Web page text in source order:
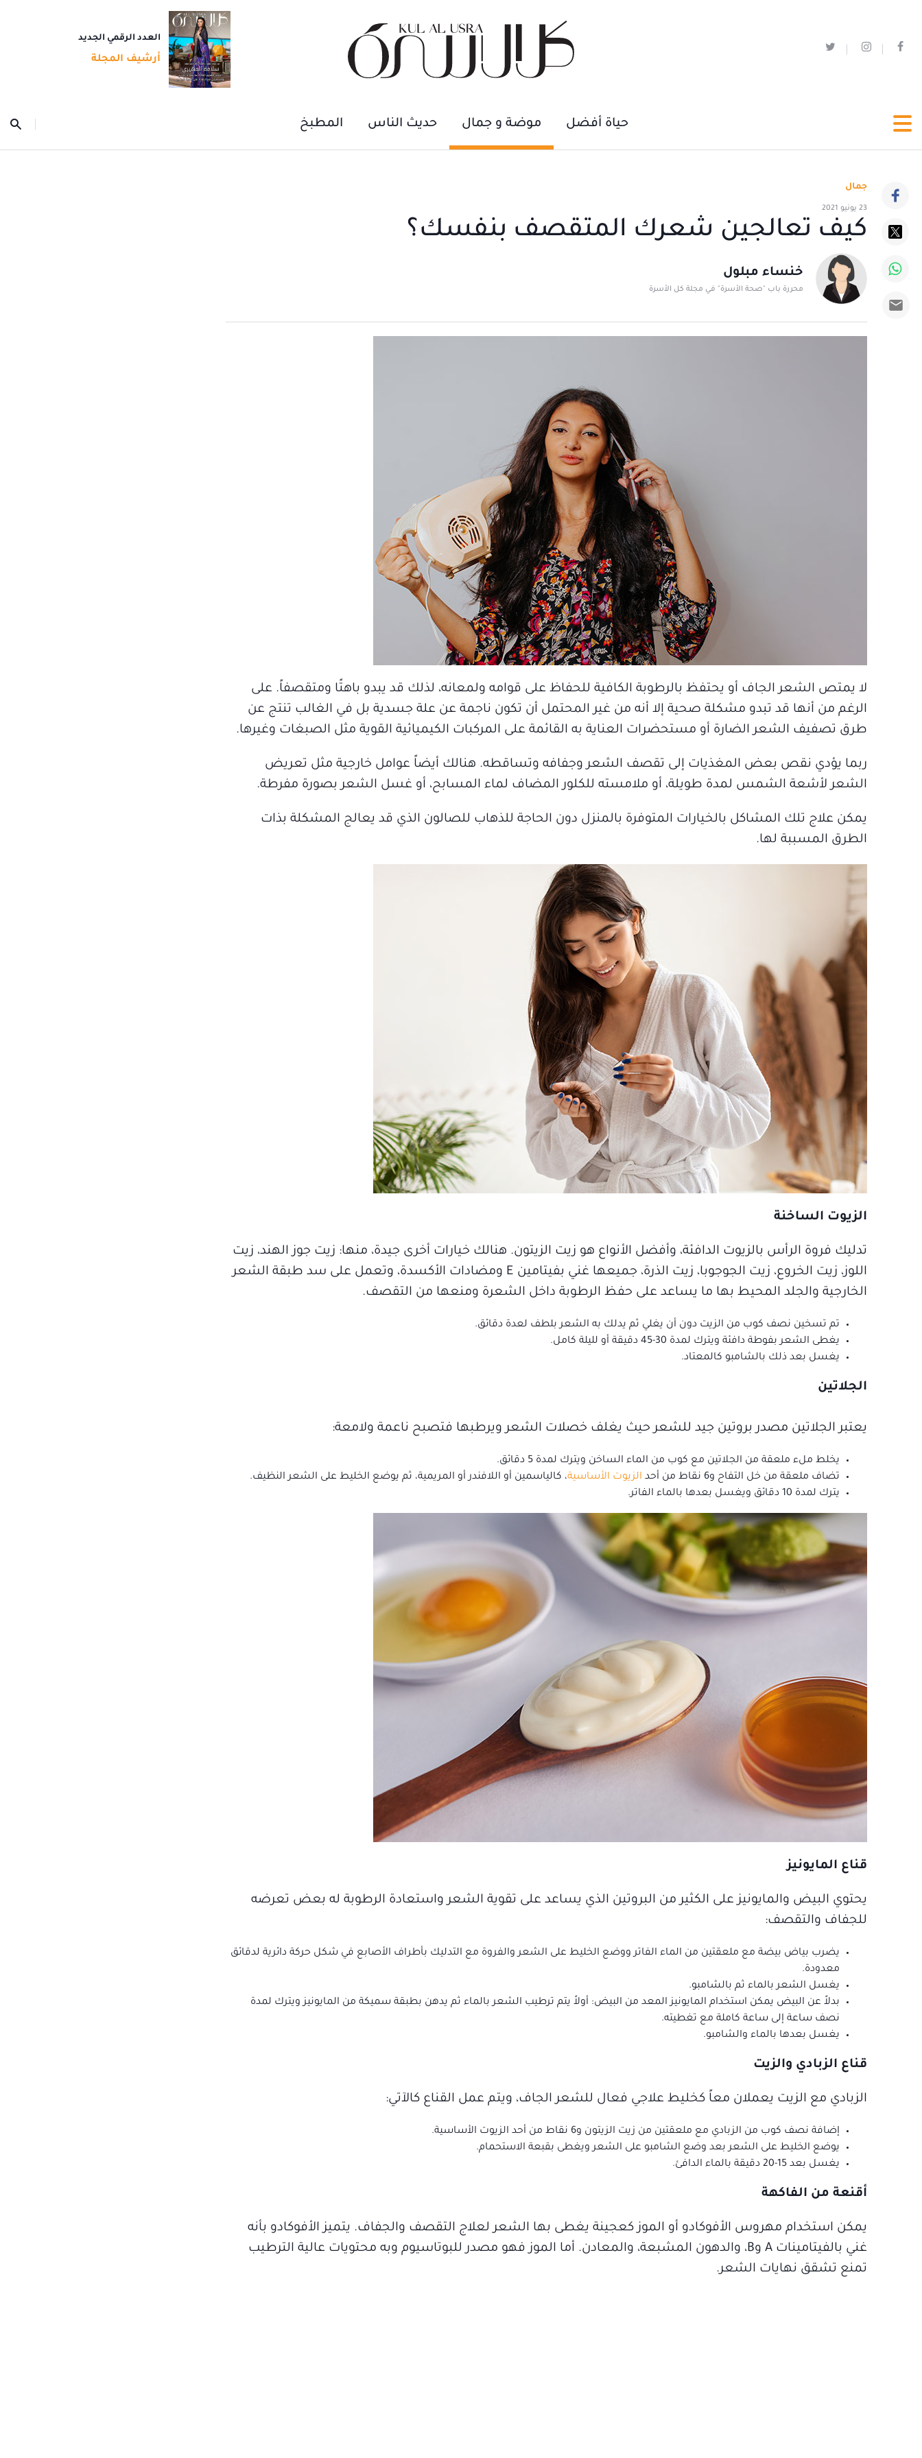
العدد الرقمي الجديد
أرشيف المجلة
حياة أفضل موضة و جمال حديث الناس المطبخ
جمال
23 يونيو 2021
كيف تعالجين شعرك المتقصف بنفسك؟
خنساء مبلول
محررة باب "صحة الأسرة" في مجلة كل الأسرة
لا يمتص الشعر الجاف أو يحتفظ بالرطوبة الكافية للحفاظ على قوامه ولمعانه، لذلك قد يبدو باهتًا ومتقصفاً. على
الرغم من أنها قد تبدو مشكلة صحية إلا أنه من غير المحتمل أن تكون ناجمة عن علة جسدية بل في الغالب تنتج عن
طرق تصفيف الشعر الضارة أو مستحضرات العناية به القائمة على المركبات الكيميائية القوية مثل الصبغات وغيرها.
ربما يؤدي نقص بعض المغذيات إلى تقصف الشعر وجفافه وتساقطه. هنالك أيضاً عوامل خارجية مثل تعريض
الشعر لأشعة الشمس لمدة طويلة، أو ملامسته للكلور المضاف لماء المسابح، أو غسل الشعر بصورة مفرطة.
يمكن علاج تلك المشاكل بالخيارات المتوفرة بالمنزل دون الحاجة للذهاب للصالون الذي قد يعالج المشكلة بذات
الطرق المسببة لها.
الزيوت الساخنة
تدليك فروة الرأس بالزيوت الدافئة، وأفضل الأنواع هو زيت الزيتون. هنالك خيارات أخرى جيدة، منها: زيت جوز الهند، زيت
اللوز، زيت الخروع، زيت الجوجوبا، زيت الذرة، جميعها غني بفيتامين E ومضادات الأكسدة، وتعمل على سد طبقة الشعر
الخارجية والجلد المحيط بها ما يساعد على حفظ الرطوبة داخل الشعرة ومنعها من التقصف.
تم تسخين نصف كوب من الزيت دون أن يغلي ثم يدلك به الشعر بلطف لعدة دقائق.
يغطى الشعر بفوطة دافئة ويترك لمدة 30-45 دقيقة أو لليلة كامل.
يغسل بعد ذلك بالشامبو كالمعتاد.
الجلاتين
يعتبر الجلاتين مصدر بروتين جيد للشعر حيث يغلف خصلات الشعر ويرطبها فتصبح ناعمة ولامعة:
يخلط ملء ملعقة من الجلاتين مع كوب من الماء الساخن ويترك لمدة 5 دقائق.
تضاف ملعقة من خل التفاح و6 نقاط من أحد
الزيوت الأساسية، كالياسمين أو اللافندر أو المريمية، ثم يوضع الخليط على الشعر النظيف.
يترك لمدة 10 دقائق ويغسل بعدها بالماء الفاتر.
قناع المايونيز
يحتوي البيض والمايونيز على الكثير من البروتين الذي يساعد على تقوية الشعر واستعادة الرطوبة له بعض تعرضه
للجفاف والتقصف:
يضرب بياض بيضة مع ملعقتين من الماء الفاتر ووضع الخليط على الشعر والفروة مع التدليك بأطراف الأصابع في شكل حركة دائرية لدقائق
معدودة.
يغسل الشعر بالماء ثم بالشامبو.
بدلاً عن البيض يمكن استخدام المايونيز المعد من البيض: أولاً يتم ترطيب الشعر بالماء ثم يدهن بطبقة سميكة من المايونيز ويترك لمدة
نصف ساعة إلى ساعة كاملة مع تغطيته.
يغسل بعدها بالماء والشامبو.
قناع الزبادي والزيت
الزبادي مع الزيت يعملان معاً كخليط علاجي فعال للشعر الجاف، ويتم عمل القناع كالآتي:
إضافة نصف كوب من الزبادي مع ملعقتين من زيت الزيتون و6 نقاط من أحد الزيوت الأساسية.
يوضع الخليط على الشعر بعد وضع الشامبو على الشعر ويغطى بقبعة الاستحمام.
يغسل بعد 15-20 دقيقة بالماء الدافئ.
أقنعة من الفاكهة
يمكن استخدام مهروس الأفوكادو أو الموز كعجينة يغطى بها الشعر لعلاج التقصف والجفاف. يتميز الأفوكادو بأنه
غني بالفيتامينات A وB، والدهون المشبعة، والمعادن. أما الموز فهو مصدر للبوتاسيوم وبه محتويات عالية الترطيب
تمنع تشقق نهايات الشعر.